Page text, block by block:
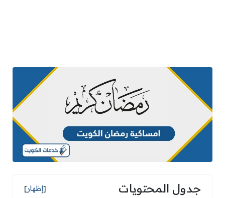
جدول المحتويات [إظهار]